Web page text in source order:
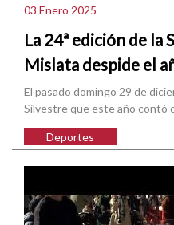
03 Enero 2025
La 24ª edición de la
Mislata despide el
El pasado domingo 29 de
Silvestre que este año contó
Deportes